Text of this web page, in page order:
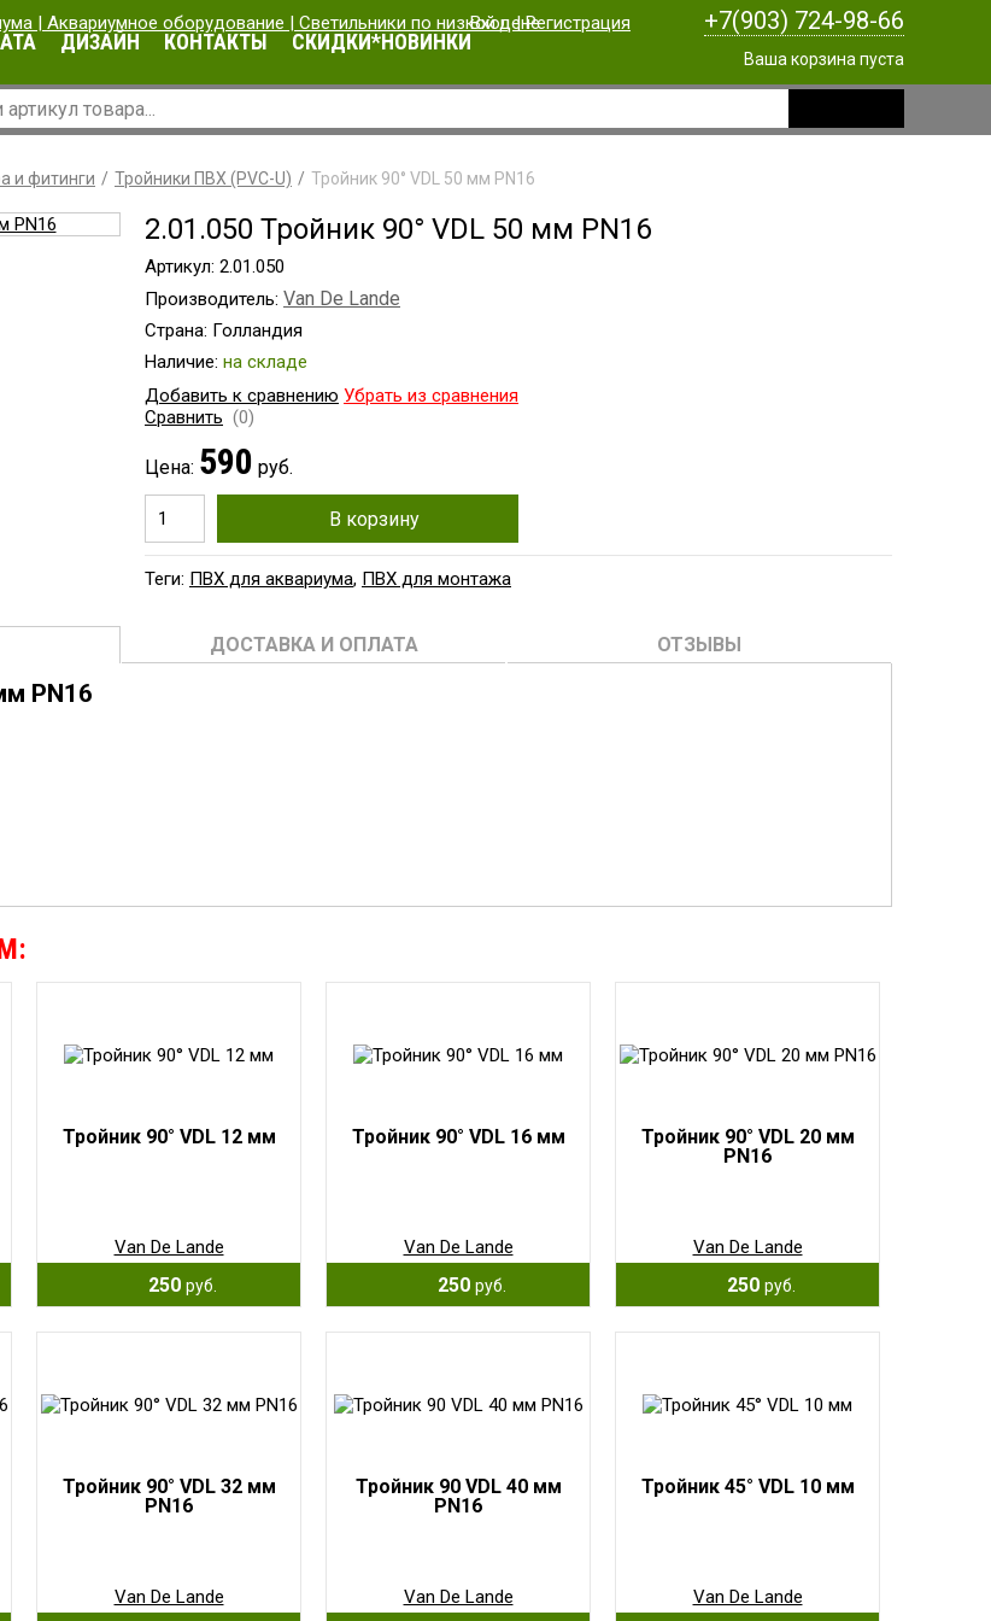
Вход|Регистрация +7(903) 724-98-66
Ваша корзина пуста
ДИЗАЙН КОНТАКТЫ СКИДКИ*НОВИНКИ
и фитинги Тройники ПВХ (PVC-U) Тройник 90° VDL 50 мм PN16
2.01.050 Тройник 90° VDL 50 мм PN16
Артикул: 2.01.050
Производитель: Van De Lande
Страна: Голландия
Наличие: на складе
Добавить к сравнению Убрать из сравнения
Сравнить (0)
Цена: 590 руб.
В корзину
Теги: ПВХ для аквариума, ПВХ для монтажа
ДОСТАВКА И ОПЛАТА ОТЗЫВЫ
PN16
Тройник 90° VDL 12 мм
Van De Lande
250 руб.
Тройник 90° VDL 16 мм
Van De Lande
250 руб.
Тройник 90° VDL 20 мм
PN16
Van De Lande
250 руб.
Тройник 90° VDL 32 мм
PN16
Van De Lande
Тройник 90 VDL 40 мм
PN16
Van De Lande
Тройник 45° VDL 10 мм
Van De Lande